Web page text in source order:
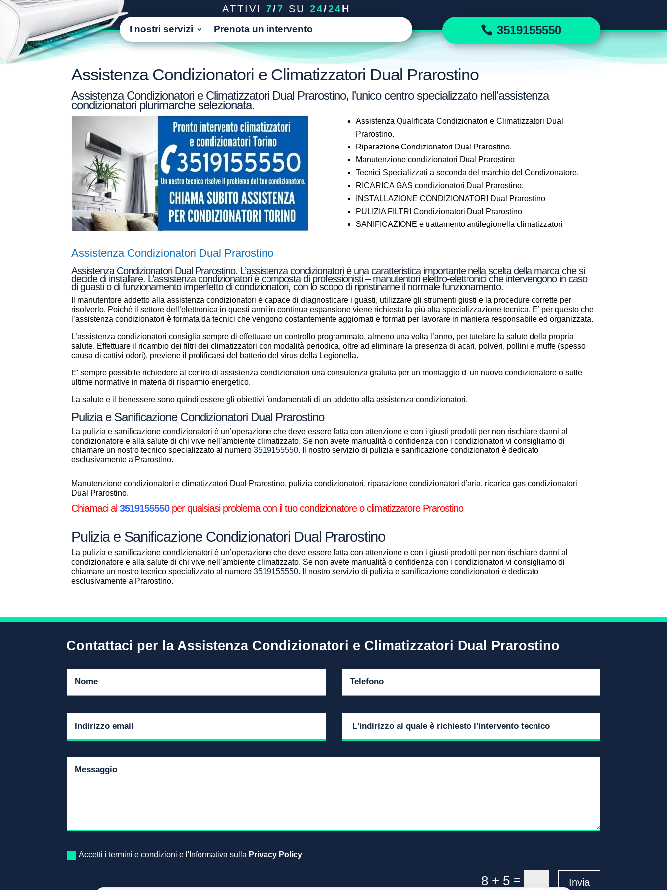
ATTIVI 7/7 SU 24/24H
I nostri servizi Prenota un intervento 3519155550
Assistenza Condizionatori e Climatizzatori Dual Prarostino
Assistenza Condizionatori e Climatizzatori Dual Prarostino, l’unico centro specializzato nell’assistenza
condizionatori plurimarche selezionata.
Assistenza Qualificata Condizionatori e Climatizzatori Dual
Prarostino.
Riparazione Condizionatori Dual Prarostino.
Manutenzione condizionatori Dual Prarostino
Tecnici Specializzati a seconda del marchio del Condizonatore.
RICARICA GAS condizionatori Dual Prarostino.
INSTALLAZIONE CONDIZIONATORI Dual Prarostino
PULIZIA FILTRI Condizionatori Dual Prarostino
SANIFICAZIONE e trattamento antilegionella climatizzatori
Assistenza Condizionatori Dual Prarostino
Assistenza Condizionatori Dual Prarostino. L’assistenza condizionatori è una caratteristica importante nella scelta della marca che si
decide di installare. L’assistenza condizionatori è composta di professionisti – manutentori elettro-elettronici che intervengono in caso
di guasti o di funzionamento imperfetto di condizionatori, con lo scopo di ripristinarne il normale funzionamento.
Il manutentore addetto alla assistenza condizionatori è capace di diagnosticare i guasti, utilizzare gli strumenti giusti e la procedure corrette per
risolverlo. Poiché il settore dell’elettronica in questi anni in continua espansione viene richiesta la più alta specializzazione tecnica. E’ per questo che
l’assistenza condizionatori è formata da tecnici che vengono costantemente aggiornati e formati per lavorare in maniera responsabile ed organizzata.
L’assistenza condizionatori consiglia sempre di effettuare un controllo programmato, almeno una volta l’anno, per tutelare la salute della propria
salute. Effettuare il ricambio dei filtri dei climatizzatori con modalità periodica, oltre ad eliminare la presenza di acari, polveri, pollini e muffe (spesso
causa di cattivi odori), previene il prolificarsi del batterio del virus della Legionella.
E’ sempre possibile richiedere al centro di assistenza condizionatori una consulenza gratuita per un montaggio di un nuovo condizionatore o sulle
ultime normative in materia di risparmio energetico.
La salute e il benessere sono quindi essere gli obiettivi fondamentali di un addetto alla assistenza condizionatori.
Pulizia e Sanificazione Condizionatori Dual Prarostino
La pulizia e sanificazione condizionatori è un’operazione che deve essere fatta con attenzione e con i giusti prodotti per non rischiare danni al
condizionatore e alla salute di chi vive nell’ambiente climatizzato. Se non avete manualità o confidenza con i condizionatori vi consigliamo di
chiamare un nostro tecnico specializzato al numero3519155550. Il nostro servizio di pulizia e sanificazione condizionatori è dedicato
esclusivamente a Prarostino.
Manutenzione condizionatori e climatizzatori Dual Prarostino, pulizia condizionatori, riparazione condizionatori d’aria, ricarica gas condizionatori
Dual Prarostino.
Chiamaci al3519155550per qualsiasi problema con il tuo condizionatore o climatizzatore Prarostino
Pulizia e Sanificazione Condizionatori Dual Prarostino
La pulizia e sanificazione condizionatori è un’operazione che deve essere fatta con attenzione e con i giusti prodotti per non rischiare danni al
condizionatore e alla salute di chi vive nell’ambiente climatizzato. Se non avete manualità o confidenza con i condizionatori vi consigliamo di
chiamare un nostro tecnico specializzato al numero3519155550. Il nostro servizio di pulizia e sanificazione condizionatori è dedicato
esclusivamente a Prarostino.
Contattaci per la Assistenza Condizionatori e Climatizzatori Dual Prarostino
Accetti i termini e condizioni e l'Informativa sulla Privacy Policy
8 + 5= Invia